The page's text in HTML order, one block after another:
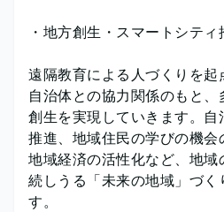
・地方創生・スマートシティ
遠隔教育による人づくりを
自治体との協力関係のもと
創生を実現していきます。自
推進、地域住民の学びの機会
地域経済の活性化など、地
続しうる「未来の地域」づく
す。